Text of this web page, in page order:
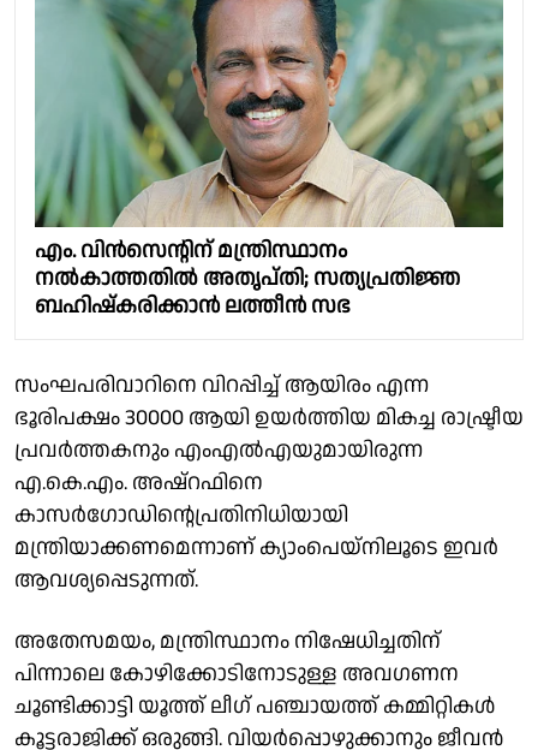
എം. വിൻസെൻ്റിന് മന്ത്രിസ്ഥാനം
നൽകാത്തതിൽ അതൃപ്തി; സത്യപ്രതിജ്ഞ
ബഹിഷ്കരിക്കാൻ ലത്തീൻ സഭ
സംഘപരിവാറിനെ വിറപ്പിച്ച് ആയിരം എന്ന
ഭൂരിപക്ഷം 30000 ആയി ഉയർത്തിയ മികച്ച രാഷ്ട്രീയ
പ്രവർത്തകനും എംഎൽഎയുമായിരുന്ന
എ.കെ.എം. അഷ്‌റഫിനെ
കാസർഗോഡിൻ്റെപ്രതിനിധിയായി
മന്ത്രിയാക്കണമെന്നാണ് ക്യാംപെയ്നിലൂടെ ഇവർ
ആവശ്യപ്പെടുന്നത്.
അതേസമയം, മന്ത്രിസ്ഥാനം നിഷേധിച്ചതിന്
പിന്നാലെ കോഴിക്കോടിനോടുള്ള അവഗണന
ചൂണ്ടിക്കാട്ടി യൂത്ത് ലീഗ് പഞ്ചായത്ത് കമ്മിറ്റികൾ
കൂട്ടരാജിക്ക് ഒരുങ്ങി. വിയർപ്പൊഴുക്കാനും ജീവൻ